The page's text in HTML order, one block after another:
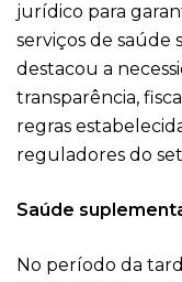
jurídico para
serviços de
destacou a
transparência,
regras
reguladores do
Saúde
No período da